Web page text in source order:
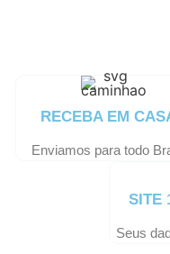
RECEBA EM
Enviamos para todo
SITE
Seus